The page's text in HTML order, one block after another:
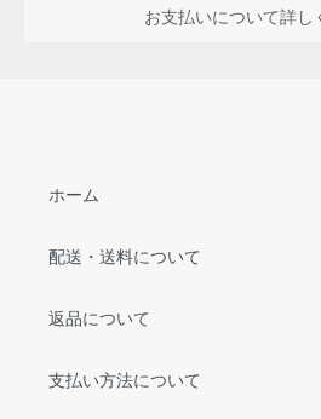
お支払いについて詳し
ホーム
配送・送料について
返品について
支払い方法について